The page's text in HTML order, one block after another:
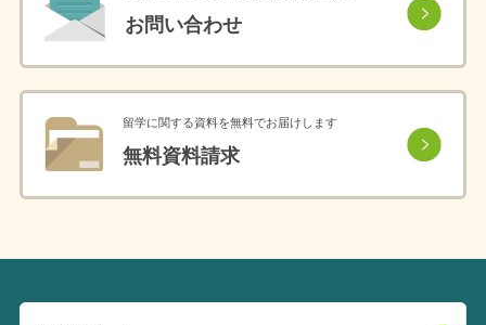
お問い合わせ
留学に関する資料を無料でお届けします
無料資料請求